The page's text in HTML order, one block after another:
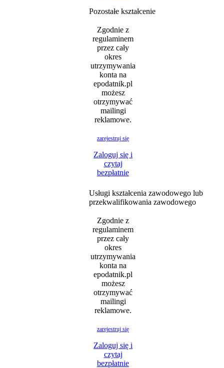
Pozostałe kształcenie
Zgodnie z
regulaminem
przez cały
okres
utrzymywania
konta na
epodatnik.pl
możesz
otrzymywać
mailingi
reklamowe.
zarejestruj się
Zaloguj się i
czytaj
bezpłatnie
Usługi kształcenia zawodowego lub
przekwalifikowania zawodowego
Zgodnie z
regulaminem
przez cały
okres
utrzymywania
konta na
epodatnik.pl
możesz
otrzymywać
mailingi
reklamowe.
zarejestruj się
Zaloguj się i
czytaj
bezpłatnie